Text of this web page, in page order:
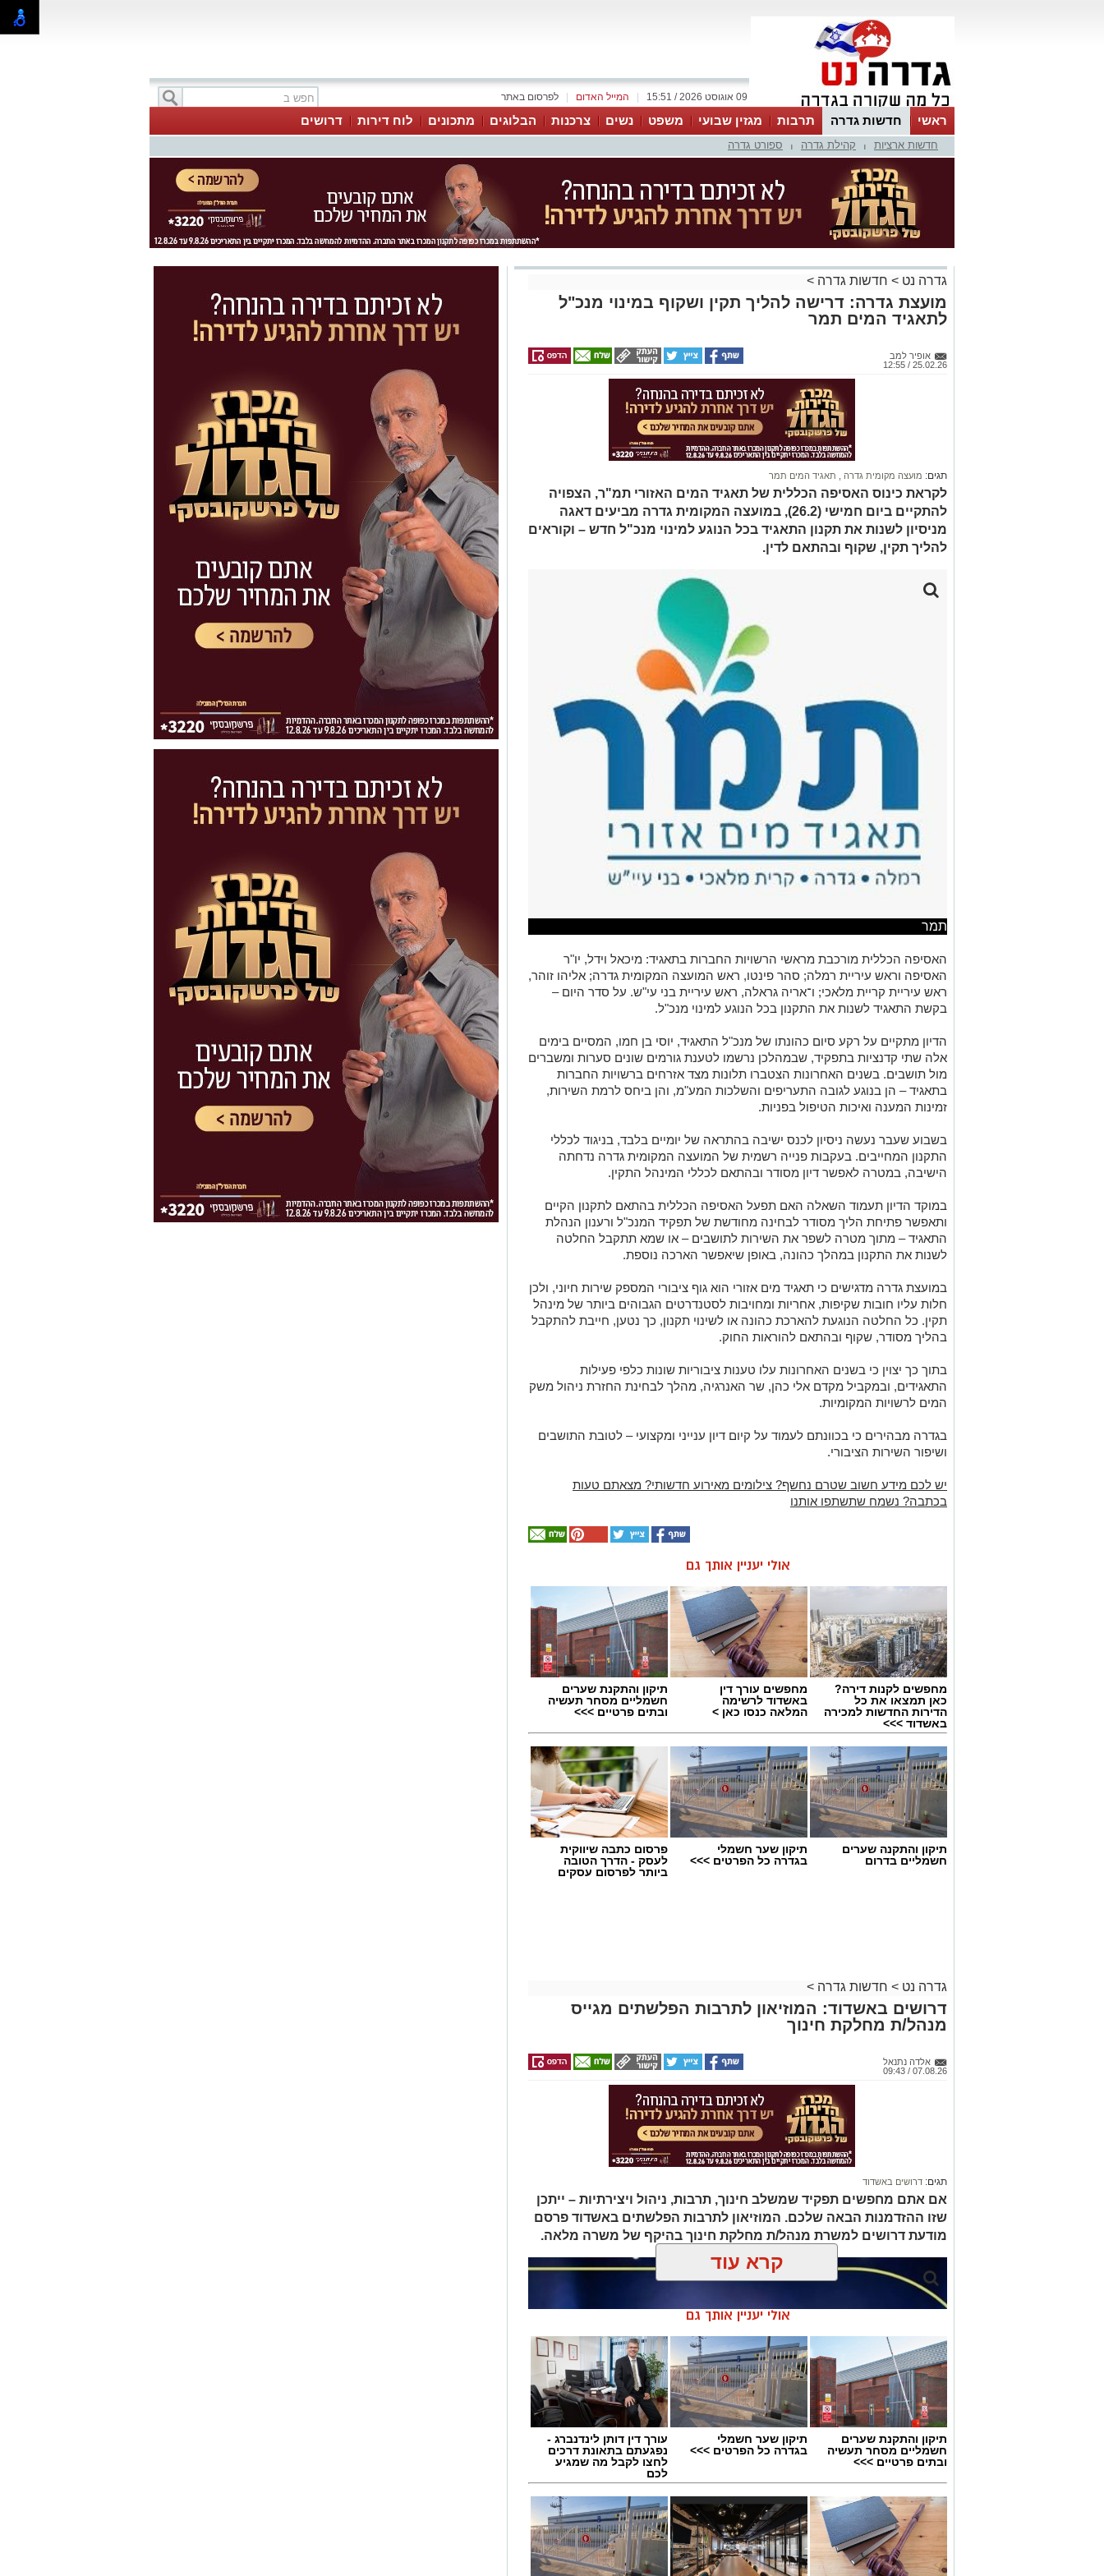
לפרסום באתר המייל האדום 09 אוגוסט 2026 / 15:51
ראשי חדשות גדרה תרבות מגזין שבועי משפט נשים צרכנות הבלוגים מתכונים לוח דירות דרושים
חדשות ארציות קהילת גדרה ספורט גדרה
גדרה נט > חדשות גדרה >
מועצת גדרה: דרישה להליך תקין ושקוף במינוי מנכ"ל
לתאגיד המים תמר
אופיר למב
25.02.26 / 12:55
תגים: מועצה מקומית גדרה תאגיד המים תמר
לקראת כינוס האסיפה הכללית של תאגיד המים האזורי תמ"ר, הצפויה
להתקיים ביום חמישי (26.2), במועצה המקומית גדרה מביעים דאגה
מניסיון לשנות את תקנון התאגיד בכל הנוגע למינוי מנכ"ל חדש – וקוראים
להליך תקין, שקוף ובהתאם לדין.
תמר
האסיפה הכללית מורכבת מראשי הרשויות החברות בתאגיד: מיכאל וידל, יו"ר
האסיפה וראש עיריית רמלה; סהר פינטו, ראש המועצה המקומית גדרה; אליהו זוהר,
ראש עיריית קריית מלאכי; ו־אריה גראלה, ראש עיריית בני עי"ש. על סדר היום –
בקשת התאגיד לשנות את התקנון בכל הנוגע למינוי מנכ"ל.
הדיון מתקיים על רקע סיום כהונתו של מנכ"ל התאגיד, יוסי בן חמו, המסיים בימים
אלה שתי קדנציות בתפקיד, שבמהלכן נרשמו לטענת גורמים שונים סערות ומשברים
מול תושבים. בשנים האחרונות הצטברו תלונות מצד אזרחים ברשויות החברות
בתאגיד – הן בנוגע לגובה התעריפים והשלכות המע"מ, והן ביחס לרמת השירות,
זמינות המענה ואיכות הטיפול בפניות.
בשבוע שעבר נעשה ניסיון לכנס ישיבה בהתראה של יומיים בלבד, בניגוד לכללי
התקנון המחייבים. בעקבות פנייה רשמית של המועצה המקומית גדרה נדחתה
הישיבה, במטרה לאפשר דיון מסודר ובהתאם לכללי המינהל התקין.
במוקד הדיון תעמוד השאלה האם תפעל האסיפה הכללית בהתאם לתקנון הקיים
ותאפשר פתיחת הליך מסודר לבחינה מחודשת של תפקיד המנכ"ל ורענון הנהלת
התאגיד – מתוך מטרה לשפר את השירות לתושבים – או שמא תתקבל החלטה
לשנות את התקנון במהלך כהונה, באופן שיאפשר הארכה נוספת.
במועצת גדרה מדגישים כי תאגיד מים אזורי הוא גוף ציבורי המספק שירות חיוני, ולכן
חלות עליו חובות שקיפות, אחריות ומחויבות לסטנדרטים הגבוהים ביותר של מינהל
תקין. כל החלטה הנוגעת להארכת כהונה או לשינוי תקנון, כך נטען, חייבת להתקבל
בהליך מסודר, שקוף ובהתאם להוראות החוק.
בתוך כך יצוין כי בשנים האחרונות עלו טענות ציבוריות שונות כלפי פעילות
התאגידים, ובמקביל מקדם אלי כהן, שר האנרגיה, מהלך לבחינת החזרת ניהול משק
המים לרשויות המקומיות.
בגדרה מבהירים כי בכוונתם לעמוד על קיום דיון ענייני ומקצועי – לטובת התושבים
ושיפור השירות הציבורי.
יש לכם מידע חשוב שטרם נחשף? צילומים מאירוע חדשותי? מצאתם טעות
בכתבה? נשמח שתשתפו אותנו
אולי יעניין אותך גם
מחפשים לקנות דירה?
כאן תמצאו את כל
הדירות החדשות למכירה
באשדוד >>>
מחפשים עורך דין
באשדוד לרשימה
המלאה כנסו כאן >
תיקון והתקנת שערים
חשמליים מסחר תעשיה
ובתים פרטיים >>>
תיקון והתקנה שערים
חשמליים בדרום
תיקון שער חשמלי
בגדרה כל הפרטים >>>
פרסום כתבה שיווקית
לעסק - הדרך הטובה
ביותר לפרסום עסקים
גדרה נט > חדשות גדרה >
דרושים באשדוד: המוזיאון לתרבות הפלשתים מגייס
מנהל/ת מחלקת חינוך
אלדה נתנאל
07.08.26 / 09:43
תגים: דרושים באשדוד
אם אתם מחפשים תפקיד שמשלב חינוך, תרבות, ניהול ויצירתיות – ייתכן
שזו ההזדמנות הבאה שלכם. המוזיאון לתרבות הפלשתים באשדוד פרסם
מודעת דרושים למשרת מנהל/ת מחלקת חינוך בהיקף של משרה מלאה.
קרא עוד
אולי יעניין אותך גם
תיקון והתקנת שערים
חשמליים מסחר תעשיה
ובתים פרטיים >>>
תיקון שער חשמלי
בגדרה כל הפרטים >>>
עורך דין דותן לינדנברג -
נפגעתם בתאונת דרכים
לחצו לקבל מה שמגיע
לכם